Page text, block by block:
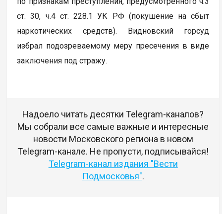
ст. 30, ч.4 ст. 228.1 УК РФ (покушение на сбыт
наркотических средств). Видновский горсуд
избрал подозреваемому меру пресечения в виде
заключения под стражу.
Надоело читать десятки Telegram-каналов?
Мы собрали все самые важные и интересные
новости Московского региона в новом
Telegram-канале. Не пропусти, подписывайся!
Telegram-канал издания "Вести
Подмосковья".